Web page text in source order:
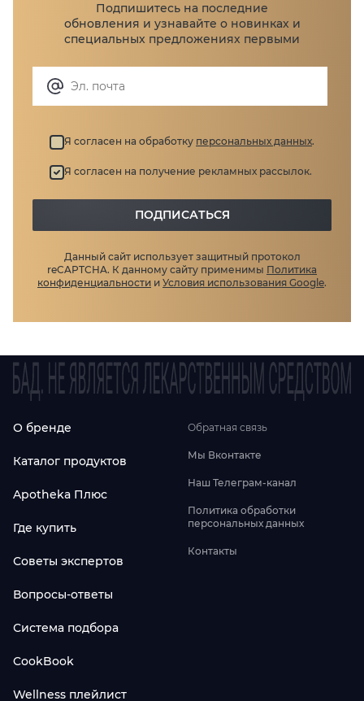
Ленинский проспект, дом 111, корпус 1, этаж 5,
комната 128 (Российская Федерация)
Подпишитесь на последние
обновления и узнавайте о новинках и
специальных предложениях первыми
Я согласен на обработку персональных данных.
Я согласен на получение рекламных рассылок.
ПОДПИСАТЬСЯ
Данный сайт использует защитный протокол
reCAPTCHA. К данному сайту применимы Политика
конфиденциальности и Условия использования Google.
О бренде
Каталог продуктов
Apotheka Плюс
Где купить
Советы экспертов
Вопросы-ответы
Система подбора
CookBook
Wellness плейлист
Обратная связь
Мы Вконтакте
Наш Телеграм-канал
Политика обработки
персональных данных
Контакты